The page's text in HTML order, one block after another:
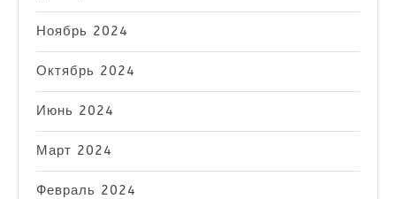
Ноябрь 2024
Октябрь 2024
Июнь 2024
Март 2024
Февраль 2024